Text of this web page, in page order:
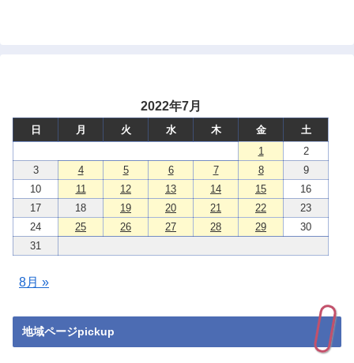
2022年7月
日 月 火 水 木 金
土
1
2
3
4 5 6 7 8
9
10
11 12 13 14 15
16
17
18 19 20 21 22
23
24
25 26 27 28 29
30
31
8月 »
地域ページpickup